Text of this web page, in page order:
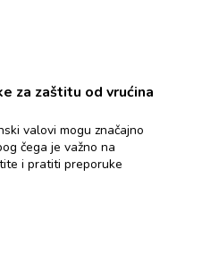
za zaštitu od vrućina
valovi mogu značajno
čega je važno na
i pratiti preporuke